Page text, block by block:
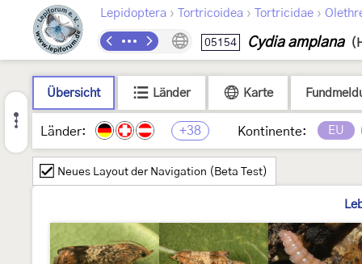
Lepidoptera › Tortricoidea › Tortricidae ›
05154 Cydia amplana
Übersicht Länder Karte
Länder: +38 Kontinente: EU
Neues Layout der Navigation (Beta Test)